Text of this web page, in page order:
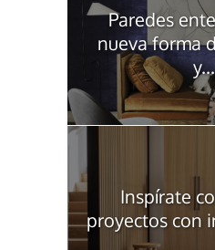
Paredes
nueva forma
y...
Inspírate
proyectos con